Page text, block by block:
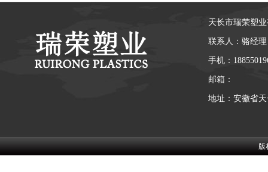
天长市瑞荣塑
联系人：骆经理
手机：
邮箱：
地址：安徽省
版